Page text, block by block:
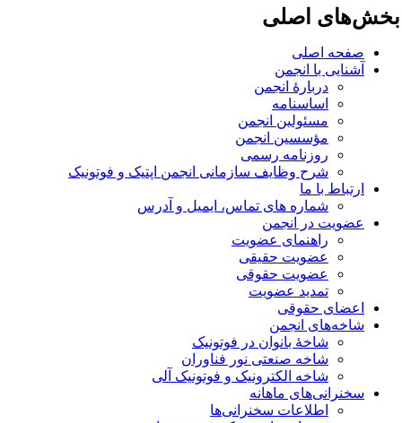
اصلی
صفحه اصلی
آشنایی با انجمن
دربارۀ انجمن
اساسنامه
مسئولین انجمن
مؤسسین انجمن
روزنامه رسمی
شرح وظایف سازمانی انجمن اپتیک و فوتونیک
ارتباط با ما
شماره های تماس، ایمیل و آدرس
عضویت در انجمن
راهنمای عضویت
عضویت حقیقی
عضویت حقوقی
تمدید عضویت
اعضای حقوقی
شاخه‌های انجمن
شاخۀ بانوان در فوتونیک
شاخه صنعتی نور فناوران
شاخه‌ الکترونیک و فوتونیک آلی
سخنرانی‌های ماهانه
اطلاعات سخنرانی‌‌ها